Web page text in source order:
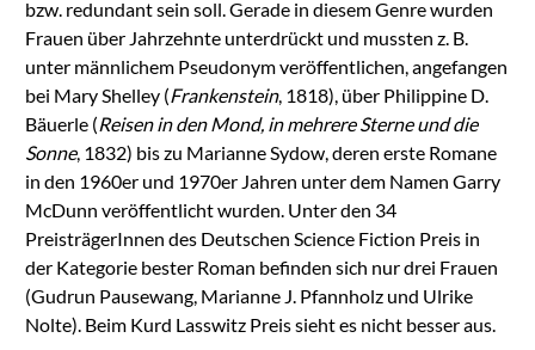
bzw. redundant sein soll. Gerade in diesem Genre wurden
Frauen über Jahrzehnte unterdrückt und mussten z. B.
unter männlichem Pseudonym veröffentlichen, angefangen
bei Mary Shelley (Frankenstein, 1818), über Philippine D.
Bäuerle (Reisen in den Mond, in mehrere Sterne und die
Sonne, 1832) bis zu Marianne Sydow, deren erste Romane
in den 1960er und 1970er Jahren unter dem Namen Garry
McDunn veröffentlicht wurden. Unter den 34
PreisträgerInnen des Deutschen Science Fiction Preis in
der Kategorie bester Roman befinden sich nur drei Frauen
(Gudrun Pausewang, Marianne J. Pfannholz und Ulrike
Nolte). Beim Kurd Lasswitz Preis sieht es nicht besser aus.